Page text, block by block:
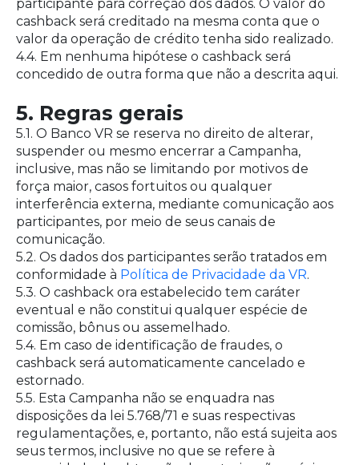
participante para correção dos dados. O valor do
cashback será creditado na mesma conta que o
valor da operação de crédito tenha sido realizado.
4.4. Em nenhuma hipótese o cashback será
concedido de outra forma que não a descrita aqui.
5. Regras gerais
5.1. O Banco VR se reserva no direito de alterar,
suspender ou mesmo encerrar a Campanha,
inclusive, mas não se limitando por motivos de
força maior, casos fortuitos ou qualquer
interferência externa, mediante comunicação aos
participantes, por meio de seus canais de
comunicação.
5.2. Os dados dos participantes serão tratados em
conformidade à Política de Privacidade da VR.
5.3. O cashback ora estabelecido tem caráter
eventual e não constitui qualquer espécie de
comissão, bônus ou assemelhado.
5.4. Em caso de identificação de fraudes, o
cashback será automaticamente cancelado e
estornado.
5.5. Esta Campanha não se enquadra nas
disposições da lei 5.768/71 e suas respectivas
regulamentações, e, portanto, não está sujeita aos
seus termos, inclusive no que se refere à